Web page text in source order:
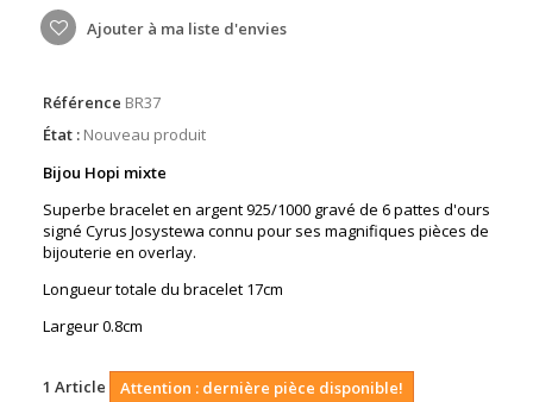
Ajouter à ma liste d'envies
Référence BR37
État : Nouveau produit
Bijou Hopi mixte
Superbe bracelet en argent 925/1000 gravé de 6 pattes d'ours
signé Cyrus Josystewa connu pour ses magnifiques pièces de
bijouterie en overlay.
Longueur totale du bracelet 17cm
Largeur 0.8cm
1 Article Attention : dernière pièce disponible!